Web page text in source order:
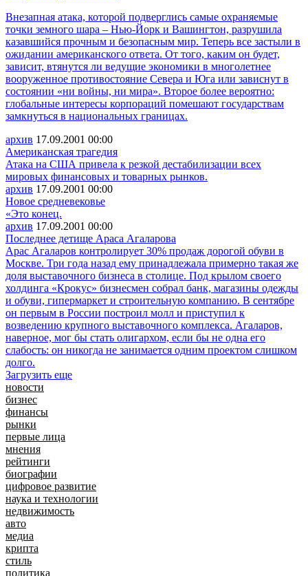
Внезапная атака, которой подверглись самые охраняемые
точки земного шара – Нью-Йорк и Вашингтон, разрушила
казавшийся прочным и безопасным мир. Теперь все застыли в
ожидании американского ответа. От того, каким он будет,
зависит, втянутся ли ведущие экономики в многолетнее
вооруженное противостояние Севера и Юга или зависнут в
состоянии «ни войны, ни мира». Второе более вероятно:
глобальные интересы корпораций помешают государствам
замкнуться в национальных границах.
архив 17.09.2001 00:00
Американская трагедия
Атака на США привела к резкой дестабилизации всех
мировых финансовых и товарных рынков.
архив 17.09.2001 00:00
Новое средневековье
«Это конец.
архив 17.09.2001 00:00
Последнее детище Араса Агаларова
Арас Агаларов контролирует 30% продаж дорогой обуви в
Москве. Три года назад ему принадлежала примерно такая же
доля выставочного бизнеса в столице. Под крылом своего
холдинга «Крокус» бизнесмен собрал банк, магазины одежды
и обуви, гипермаркет и строительную компанию. В сентябре
он первым в России построил молл и приступил к
возведению крупного выставочного комплекса. Агаларов,
наверное, мог бы стать олигархом, если бы не одна его
слабость: он никогда не занимается одним проектом слишком
долго.
Загрузить еще
новости
бизнес
финансы
рынки
первые лица
мнения
рейтинги
биографии
цифровое развитие
наука и технологии
недвижимость
авто
медиа
крипта
стиль
политика